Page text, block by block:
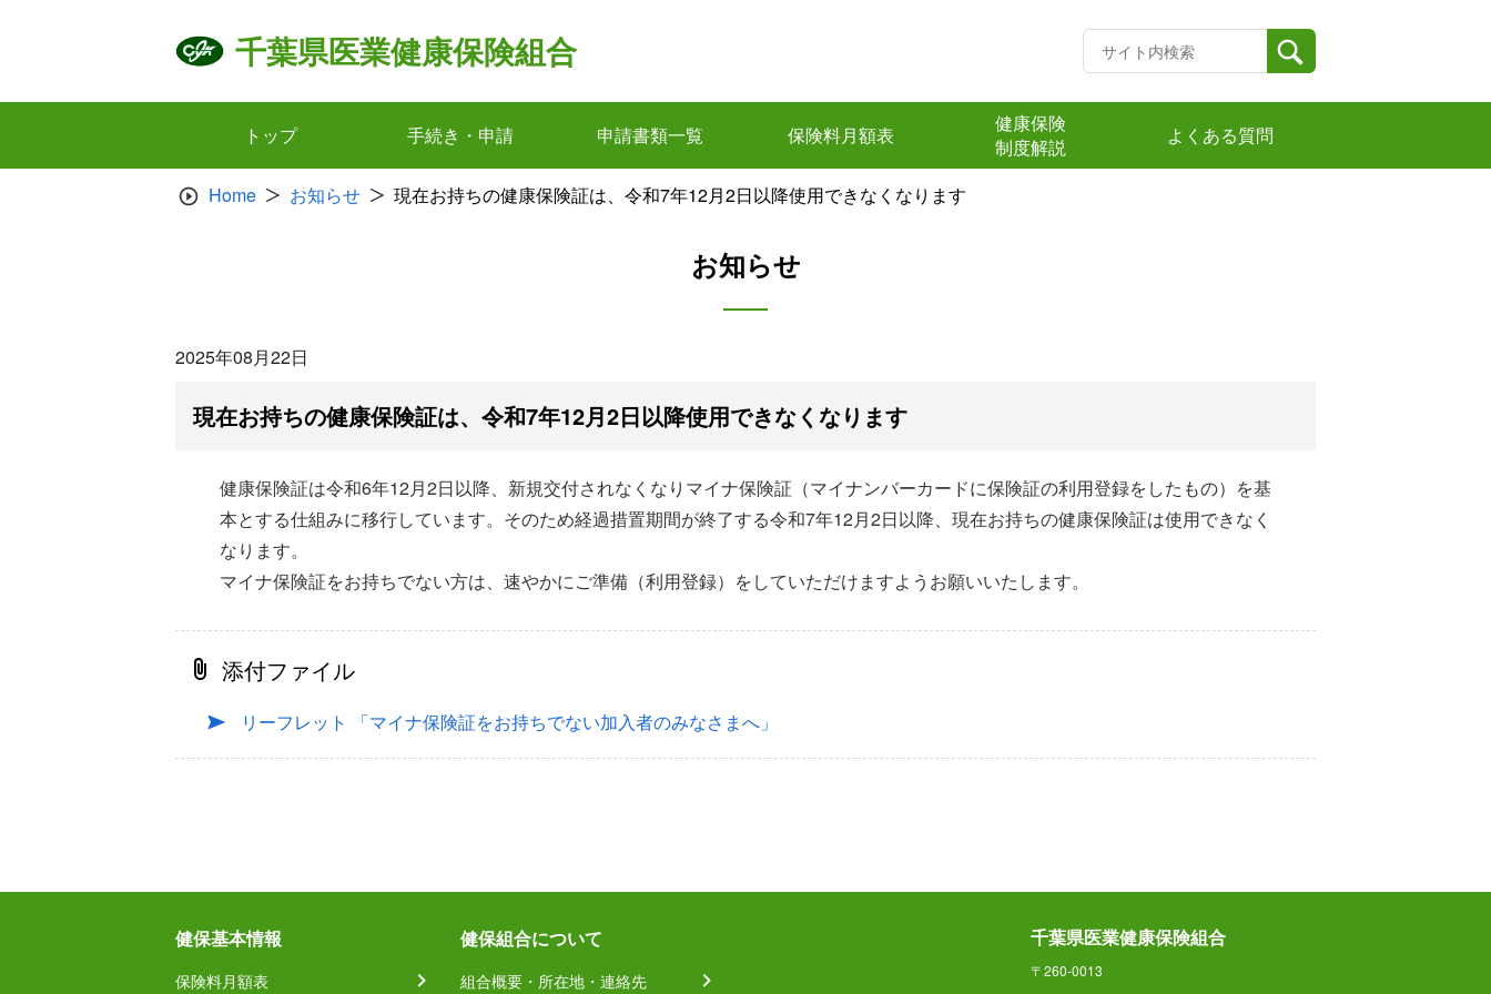
千葉県医業健康保険組合
トップ 手続き・申請 申請書類一覧 保険料月額表
健康保険
制度解説
よくある質問
Home お知らせ 現在お持ちの健康保険証は、令和7年12月2日以降使用できなくなります
お知らせ
2025年08月22日
現在お持ちの健康保険証は、令和7年12月2日以降使用できなくなります
健康保険証は令和6年12月2日以降、新規交付されなくなりマイナ保険証（マイナンバーカードに保険証の利用登録をしたもの）を基
本とする仕組みに移行しています。そのため経過措置期間が終了する令和7年12月2日以降、現在お持ちの健康保険証は使用できなく
なります。
マイナ保険証をお持ちでない方は、速やかにご準備（利用登録）をしていただけますようお願いいたします。
添付ファイル
リーフレット 「マイナ保険証をお持ちでない加入者のみなさまへ」
健保基本情報
保険料月額表
健保組合について
組合概要・所在地・連絡先
千葉県医業健康保険組合
〒260-0013